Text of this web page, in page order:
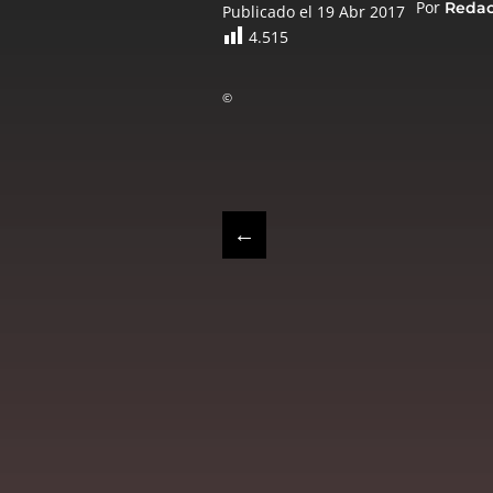
Publicado el 19 Abr 2017 Por
4.515
©
←